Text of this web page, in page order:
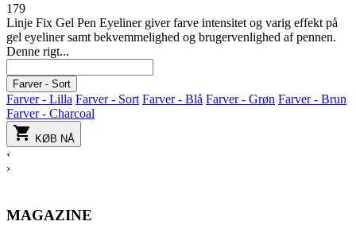
179
Linje Fix Gel Pen Eyeliner giver farve intensitet og varig effekt på
gel eyeliner samt bekvemmelighed og brugervenlighed af pennen.
Denne rigt...
Farver - Sort
Farver - Lilla Farver - Sort Farver - Blå Farver - Grøn Farver - Brun
Farver - Charcoal
 KØB NÅ
‹
›
MAGAZINE